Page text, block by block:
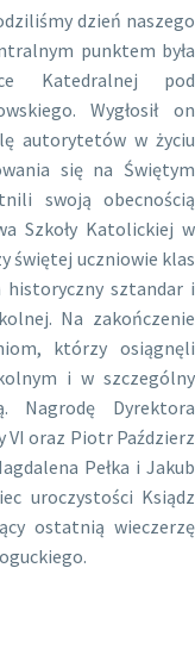
dzień naszego
punktem była
Katedralnej pod
Wygłosił on
autorytetów w życiu
się na Świętym
swoją obecnością
Szkoły Katolickiej w
świętej uczniowie klas
historyczny sztandar i
Na zakończenie
którzy osiągnęli
i w szczególny
Nagrodę Dyrektora
oraz Piotr Paździerz
Pełka i Jakub
uroczystości Ksiądz
ostatnią wieczerzę